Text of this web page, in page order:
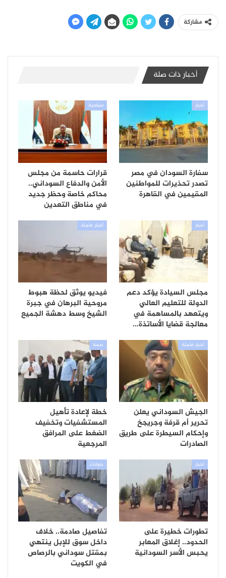
مشاركة
أخبار ذات صلة
أخبار
سفارة السودان في مصر
تصدر تحذيرات للمواطنين
المقيمين في القاهرة
سياسية
قرارات حاسمة من مجلس
الأمن والدفاع السوداني..
محاكم خاصة وحظر جديد
في مناطق التعدين
أخبار
مجلس السيادة يؤكد دعم
الدولة للتعليم العالي
ويتعهد بالمساهمة في
معالجة قضايا الأساتذة…
أخبار عاجلة
فيديو يوثق لحظة هبوط
مروحية البرهان في جبرة
الشيخ وسط دهشة الجميع
أخبار عاجلة
الجيش السوداني يعلن
تحرير أم قرفة وجريجخ
وإحكام السيطرة على طريق
الصادرات
صحة
خطة لإعادة تأهيل
المستشفيات وتخفيف
الضغط على المرافق
المرجعية
أخبار
تطورات خطيرة على
الحدود.. إغلاق المعابر
يحبس الأسر السودانية
حوادث
تفاصيل صادمة.. خلاف
داخل سوق للإبل ينتهي
بمقتل سوداني بالرصاص
في الكويت